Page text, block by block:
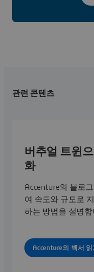
관련 콘텐츠
버추얼 트윈
화
Accenture의 블로
여 속도와 규모로
하는 방법을 설명합
Accenture의 백서 읽